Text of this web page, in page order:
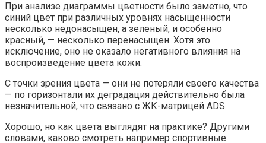
При анализе диаграммы цветности было заметно, что
синий цвет при различных уровнях насыщенности
несколько недонасыщен, а зеленый, и особенно
красный, — несколько перенасыщен. Хотя это
исключение, оно не оказало негативного влияния на
воспроизведение цвета кожи.
С точки зрения цвета — они не потеряли своего качества
— по горизонтали их деградация действительно была
незначительной, что связано с ЖК-матрицей ADS.
Хорошо, но как цвета выглядят на практике? Другими
словами, каково смотреть например спортивные